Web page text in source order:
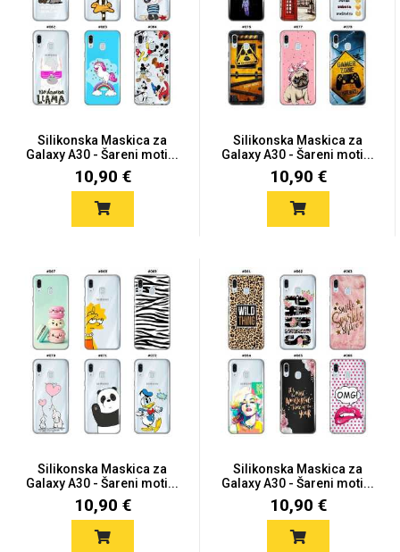
Silikonska Maskica za
Galaxy A30 - Šareni moti...
10,90 €
Silikonska Maskica za
Galaxy A30 - Šareni moti...
10,90 €
Silikonska Maskica za
Galaxy A30 - Šareni moti...
10,90 €
Silikonska Maskica za
Galaxy A30 - Šareni moti...
10,90 €